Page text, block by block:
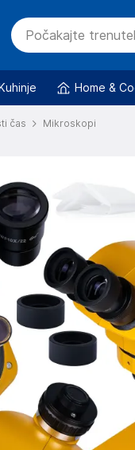
Home &
čas Mikroskopi